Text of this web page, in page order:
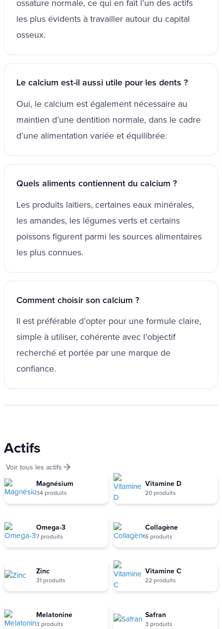
ossature normale, ce qui en fait l’un des actifs
les plus évidents à travailler autour du capital
osseux.
Le calcium est-il aussi utile pour les dents ?
Oui, le calcium est également nécessaire au
maintien d’une dentition normale, dans le cadre
d’une alimentation variée et équilibrée.
Quels aliments contiennent du calcium ?
Les produits laitiers, certaines eaux minérales,
les amandes, les légumes verts et certains
poissons figurent parmi les sources alimentaires
les plus connues.
Comment choisir son calcium ?
Il est préférable d’opter pour une formule claire,
simple à utiliser, cohérente avec l’objectif
recherché et portée par une marque de
confiance.
Actifs
Voir tous les actifs
Magnésium
34 produits
Vitamine D
20 produits
Omega-3
7 produits
Collagène
6 produits
Zinc
31 produits
Vitamine C
22 produits
Melatonine
3 produits
Safran
3 produits